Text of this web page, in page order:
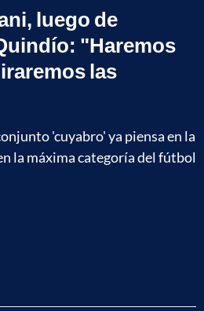
luego de
"Haremos
las
'cuyabro' ya piensa en la
la máxima categoría del fútbol